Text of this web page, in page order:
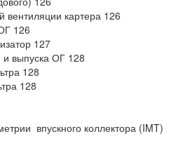
вентиляции картера 126
126
127
и выпуска ОГ 128
128
128
впускного коллектора (IMT)